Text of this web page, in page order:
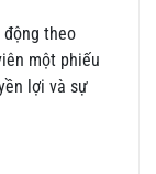
động theo
một phiếu
lợi và sự